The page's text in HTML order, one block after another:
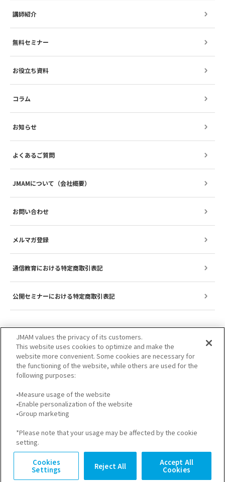
講師紹介
無料セミナー
お役立ち資料
コラム
お知らせ
よくあるご質問
JMAMについて（会社概要）
お問い合わせ
メルマガ登録
通信教育における特定商取引表記
公開セミナーにおける特定商取引表記
サイトのご利用について
JMAM values the privacy of its customers.
This website uses cookies to optimize and make the
website more convenient. Some cookies are necessary for
the functioning of the website, while others are used for the
following purposes:
•Measure usage of the website
•Enable personalization of the website
•Group marketing
*Please note that your usage may be affected by the cookie
setting.
Cookies
Settings Reject All Accept All
Cookies